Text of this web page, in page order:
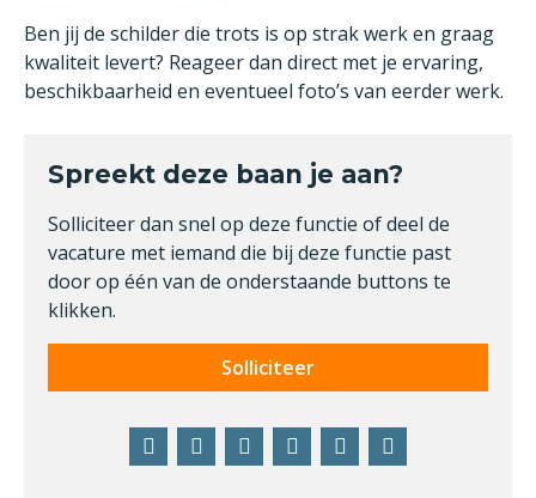
Ben jij de schilder die trots is op strak werk en graag
kwaliteit levert? Reageer dan direct met je ervaring,
beschikbaarheid en eventueel foto’s van eerder werk.
Spreekt deze baan je aan?
Solliciteer dan snel op deze functie of deel de
vacature met iemand die bij deze functie past
door op één van de onderstaande buttons te
klikken.
FacebookTwitterLinkedInPinterestWhatsApp
Solliciteer